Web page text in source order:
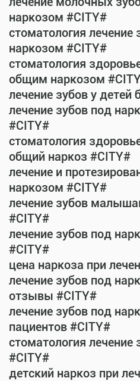
наркозом #CITY#
стоматология
наркозом #CITY#
стоматология
общим наркозом
лечение зубов у детей
лечение зубов под
#CITY#
стоматология
общий наркоз #CITY#
лечение и
наркозом #CITY#
лечение зубов
#CITY#
лечение зубов под
#CITY#
цена наркоза при
лечение зубов под
отзывы #CITY#
лечение зубов под
пациентов #CITY#
стоматология
#CITY#
детский наркоз при